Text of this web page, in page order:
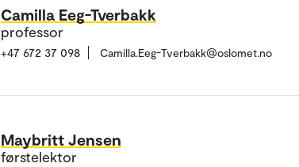
Camilla Eeg-Tverbakk
professor
+47 672 37 098 Camilla.Eeg-Tverbakk@oslomet.no
Maybritt Jensen
førstelektor